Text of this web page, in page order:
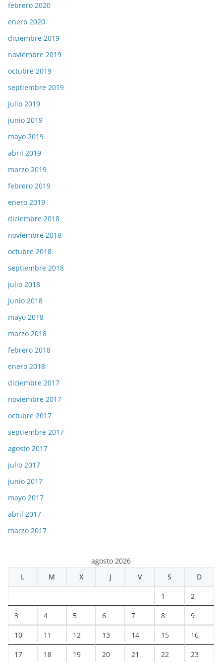
febrero 2020
enero 2020
diciembre 2019
noviembre 2019
octubre 2019
septiembre 2019
julio 2019
junio 2019
mayo 2019
abril 2019
marzo 2019
febrero 2019
enero 2019
diciembre 2018
noviembre 2018
octubre 2018
septiembre 2018
julio 2018
junio 2018
mayo 2018
marzo 2018
febrero 2018
enero 2018
diciembre 2017
noviembre 2017
octubre 2017
septiembre 2017
agosto 2017
julio 2017
junio 2017
mayo 2017
abril 2017
marzo 2017
agosto 2026
L
M X J V S D
1 2
3 4 5 6 7 8 9
10 11 12 13 14 15 16
17 18 19 20 21 22 23